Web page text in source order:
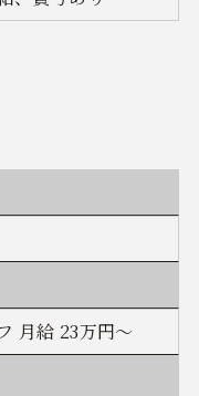
月給 23万円～